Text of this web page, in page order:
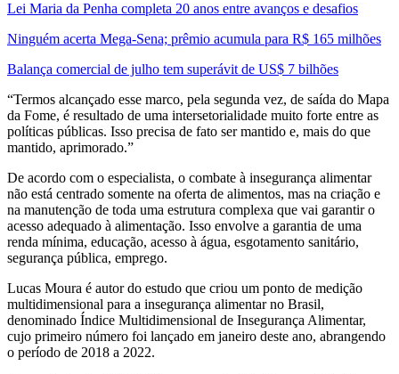
Lei Maria da Penha completa 20 anos entre avanços e desafios
Ninguém acerta Mega-Sena; prêmio acumula para R$ 165 milhões
Balança comercial de julho tem superávit de US$ 7 bilhões
“Termos alcançado esse marco, pela segunda vez, de saída do Mapa
da Fome, é resultado de uma intersetorialidade muito forte entre as
políticas públicas. Isso precisa de fato ser mantido e, mais do que
mantido, aprimorado.”
De acordo com o especialista, o combate à insegurança alimentar
não está centrado somente na oferta de alimentos, mas na criação e
na manutenção de toda uma estrutura complexa que vai garantir o
acesso adequado à alimentação. Isso envolve a garantia de uma
renda mínima, educação, acesso à água, esgotamento sanitário,
segurança pública, emprego.
Lucas Moura é autor do estudo que criou um ponto de medição
multidimensional para a insegurança alimentar no Brasil,
denominado Índice Multidimensional de Insegurança Alimentar,
cujo primeiro número foi lançado em janeiro deste ano, abrangendo
o período de 2018 a 2022.